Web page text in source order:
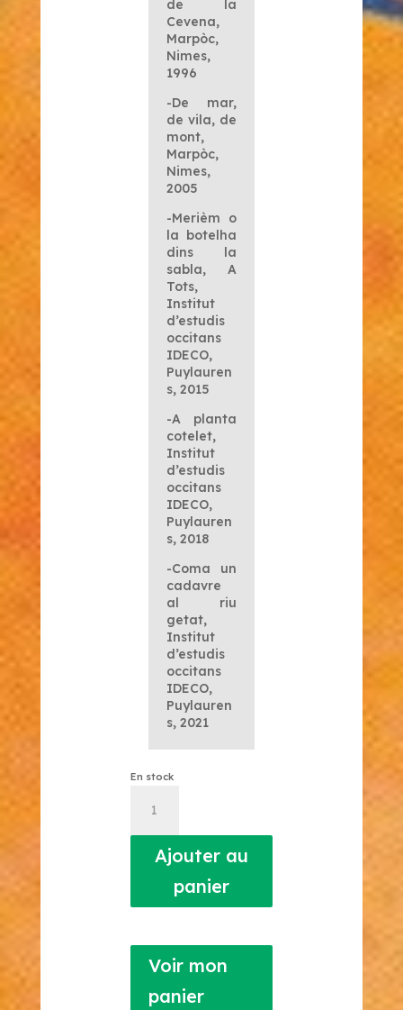
de la
Cevena,
Marpòc,
Nimes,
1996
-De mar,
de vila, de
mont,
Marpòc,
Nimes,
2005
-Merièm o
la botelha
dins la
sabla,A
Tots,
Institut
d’estudis
occitans
IDECO,
Puylauren
s, 2015
-A planta
cotelet,
Institut
d’estudis
occitans
IDECO,
Puylauren
s, 2018
-Coma un
cadavre
al riu
getat,
Institut
d’estudis
occitans
IDECO,
Puylauren
s, 2021
En stock
Ajouter au
panier
Voir mon
panier